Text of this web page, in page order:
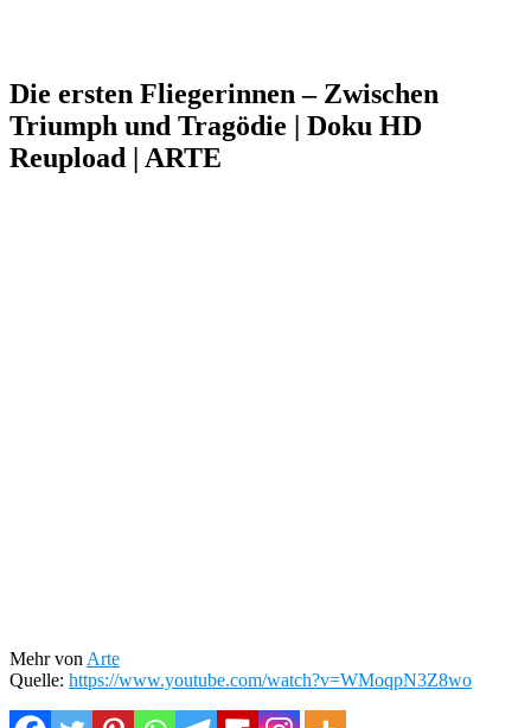
Die ersten Fliegerinnen – Zwischen
Triumph und Tragödie | Doku HD
Reupload | ARTE
Mehr von Arte
Quelle: https://www.youtube.com/watch?v=WMoqpN3Z8wo